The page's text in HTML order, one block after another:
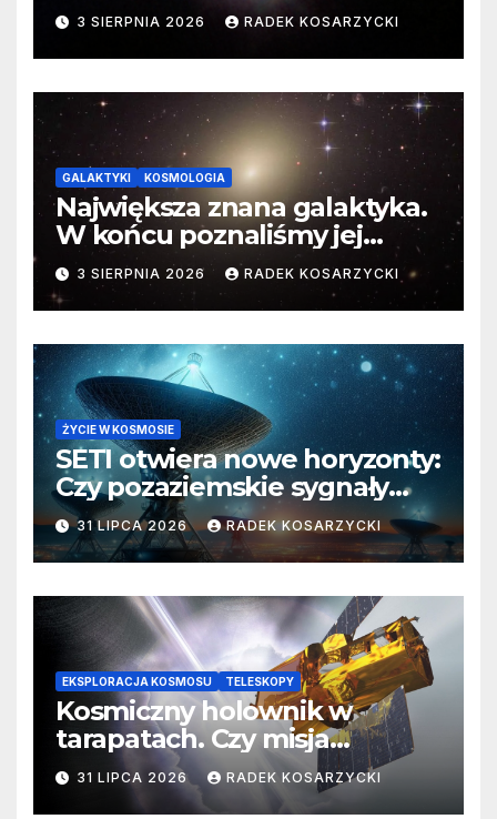
3 SIERPNIA 2026 RADEK KOSARZYCKI
GALAKTYKI KOSMOLOGIA
Największa znana galaktyka.
W końcu poznaliśmy jej
faktyczne wymiary
3 SIERPNIA 2026 RADEK KOSARZYCKI
ŻYCIE W KOSMOSIE
SETI otwiera nowe horyzonty:
Czy pozaziemskie sygnały
czekają w nieoczekiwanych
miejscach?
31 LIPCA 2026 RADEK KOSARZYCKI
EKSPLORACJA KOSMOSU TELESKOPY
Kosmiczny holownik w
tarapatach. Czy misja
ratowania Teleskopu Swift
jest zagrożona?
31 LIPCA 2026 RADEK KOSARZYCKI